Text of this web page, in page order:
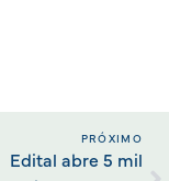
PRÓXIMO
Edital abre 5 mil